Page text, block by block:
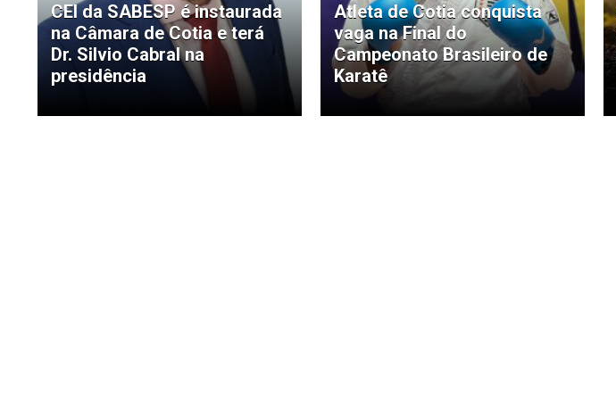
CEI da SABESP é instaurada
na Câmara de Cotia e terá
Dr. Silvio Cabral na
presidência
Atleta de Cotia conquista
vaga na Final do
Campeonato Brasileiro de
Karatê